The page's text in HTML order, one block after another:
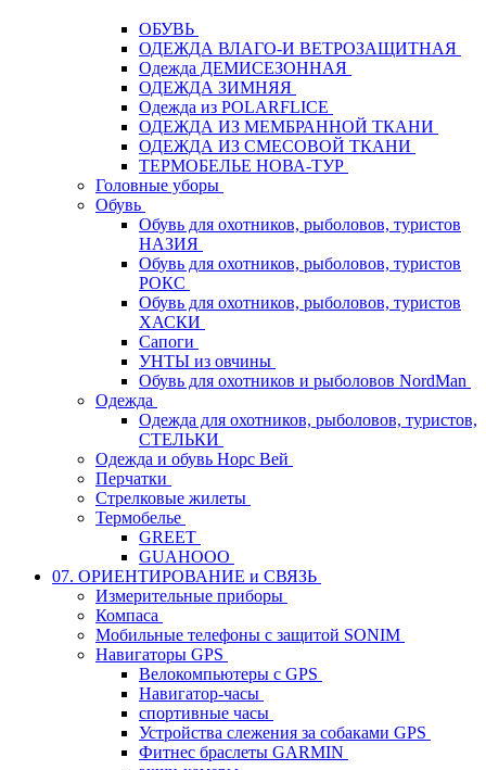
ОБУВЬ
ОДЕЖДА ВЛАГО-И ВЕТРОЗАЩИТНАЯ
Одежда ДЕМИСЕЗОННАЯ
ОДЕЖДА ЗИМНЯЯ
Одежда из POLARFLICE
ОДЕЖДА ИЗ МЕМБРАННОЙ ТКАНИ
ОДЕЖДА ИЗ СМЕСОВОЙ ТКАНИ
ТЕРМОБЕЛЬЕ НОВА-ТУР
Головные уборы
Обувь
Обувь для охотников, рыболовов, туристов
НАЗИЯ
Обувь для охотников, рыболовов, туристов
РОКС
Обувь для охотников, рыболовов, туристов
ХАСКИ
Сапоги
УНТЫ из овчины
Обувь для охотников и рыболовов NordMan
Одежда
Одежда для охотников, рыболовов, туристов,
СТЕЛЬКИ
Одежда и обувь Норс Вей
Перчатки
Стрелковые жилеты
Термобелье
GREET
GUAHOOO
07. ОРИЕНТИРОВАНИЕ и СВЯЗЬ
Измерительные приборы
Компаса
Мобильные телефоны с защитой SONIM
Навигаторы GPS
Велокомпьютеры с GPS
Навигатор-часы
спортивные часы
Устройства слежения за собаками GPS
Фитнес браслеты GARMIN